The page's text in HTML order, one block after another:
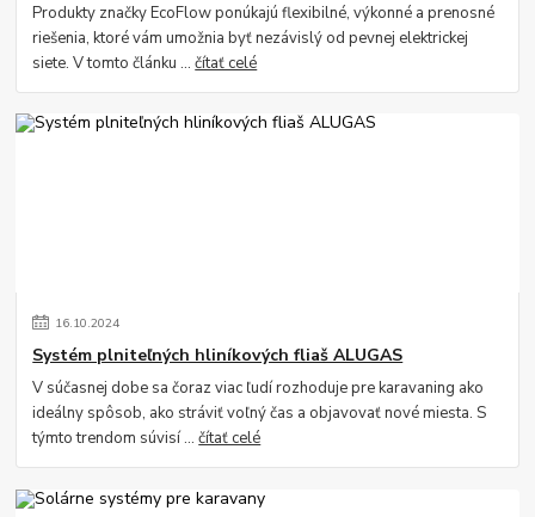
Produkty značky EcoFlow ponúkajú flexibilné, výkonné a prenosné
riešenia, ktoré vám umožnia byť nezávislý od pevnej elektrickej
siete. V tomto článku ...čítať celé
16.10.2024
Systém plniteľných hliníkových fliaš ALUGAS
V súčasnej dobe sa čoraz viac ľudí rozhoduje pre karavaning ako
ideálny spôsob, ako stráviť voľný čas a objavovať nové miesta. S
týmto trendom súvisí ...čítať celé